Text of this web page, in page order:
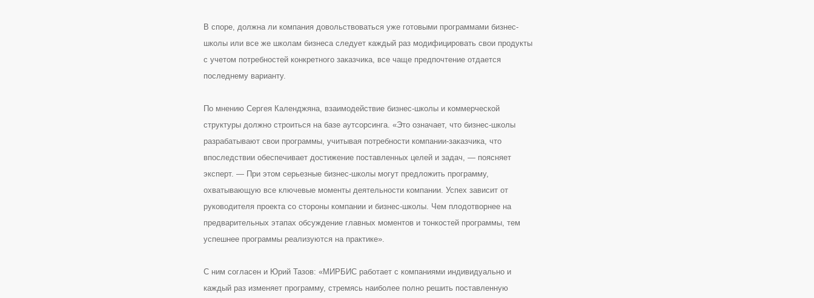
В споре, должна ли компания довольствоваться уже готовыми программами бизнес-
школы или все же школам бизнеса следует каждый раз модифицировать свои продукты
с учетом потребностей конкретного заказчика, все чаще предпочтение отдается
последнему варианту.
По мнению Сергея Календжяна, взаимодействие бизнес-школы и коммерческой
структуры должно строиться на базе аутсорсинга. «Это означает, что бизнес-школы
разрабатывают свои программы, учитывая потребности компании-заказчика, что
впоследствии обеспечивает достижение поставленных целей и задач, — поясняет
эксперт. — При этом серьезные бизнес-школы могут предложить программу,
охватывающую все ключевые моменты деятельности компании. Успех зависит от
руководителя проекта со стороны компании и бизнес-школы. Чем плодотворнее на
предварительных этапах обсуждение главных моментов и тонкостей программы, тем
успешнее программы реализуются на практике».
С ним согласен и Юрий Тазов: «МИРБИС работает с компаниями индивидуально и
каждый раз изменяет программу, стремясь наиболее полно решить поставленную